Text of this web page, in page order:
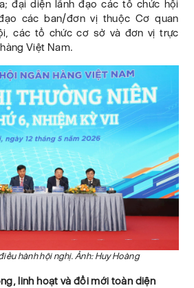
đại diện lãnh đạo các tổ chức hội
các ban/đơn vị thuộc Cơ quan
các tổ chức cơ sở và đơn vị trực
Việt Nam.
hành hội nghị. Ảnh: Huy Hoàng
linh hoạt và đổi mới toàn diện